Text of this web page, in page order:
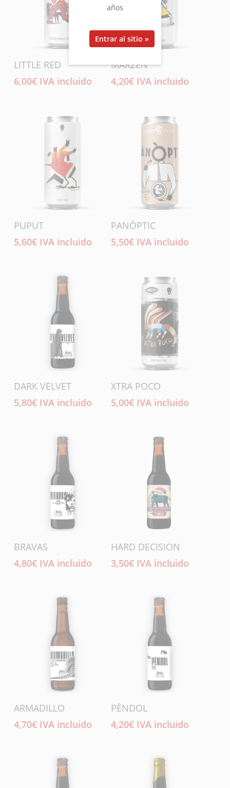
Añadir Al Carrito
LITTLE RED
6,00€ IVA incluido
MÄRZEN
4,20€ IVA incluido
Añadir Al Carrito
PUPUT
5,60€ IVA incluido
Añadir Al Carrito
PANÒPTIC
5,50€ IVA incluido
Añadir Al Carrito
DARK VELVET
5,80€ IVA incluido
Añadir Al Carrito
XTRA POCO
5,00€ IVA incluido
Añadir Al Carrito
BRAVAS
4,80€ IVA incluido
Añadir Al Carrito
HARD DECISION
3,50€ IVA incluido
Añadir Al Carrito
ARMADILLO
4,70€ IVA incluido
Añadir Al Carrito
PÈNDOL
4,20€ IVA incluido
años